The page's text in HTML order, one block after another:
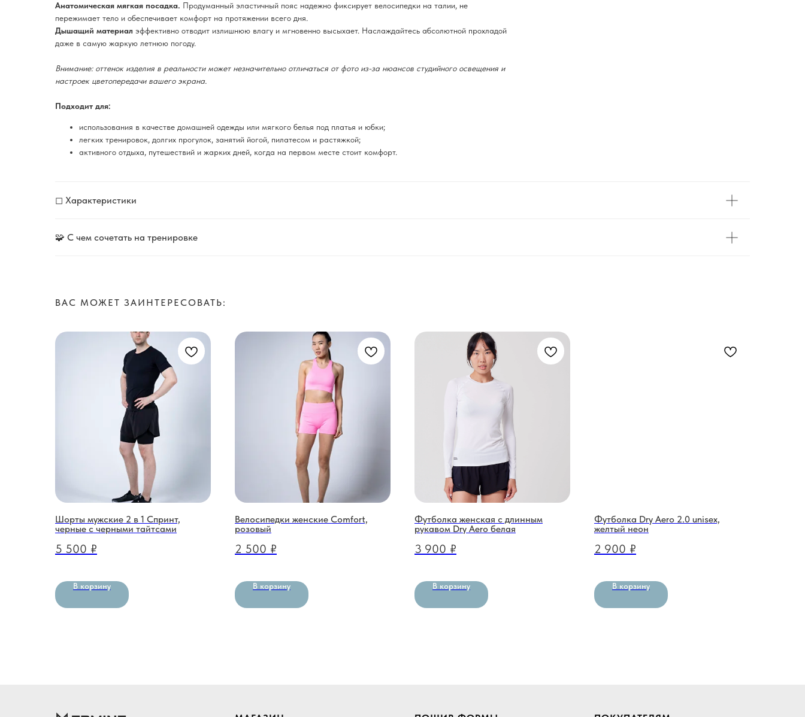
Анатомическая мягкая посадка. Продуманный эластичный пояс надежно фиксирует велосипедки на талии, не
пережимает тело и обеспечивает комфорт на протяжении всего дня.
Дышащий материал эффективно отводит излишнюю влагу и мгновенно высыхает. Наслаждайтесь абсолютной прохладой
даже в самую жаркую летнюю погоду.
Внимание: оттенок изделия в реальности может незначительно отличаться от фото из-за нюансов студийного освещения и
настроек цветопередачи вашего экрана.
Подходит для:
использования в качестве домашней одежды или мягкого белья под платья и юбки;
легких тренировок, долгих прогулок, занятий йогой, пилатесом и растяжкой;
активного отдыха, путешествий и жарких дней, когда на первом месте стоит комфорт.
◻ Характеристики
🧩 С чем сочетать на тренировке
ВАС МОЖЕТ ЗАИНТЕРЕСОВАТЬ:
Шорты мужские 2 в 1 Спринт,
черные с черными тайтсами
5 500 ₽
В корзину
Велосипедки женские Comfort,
розовый
2 500 ₽
В корзину
Футболка женская с длинным
рукавом Dry Aero белая
3 900 ₽
В корзину
Футболка Dry Aero 2.0 unisex,
желтый неон
2 900 ₽
В корзину